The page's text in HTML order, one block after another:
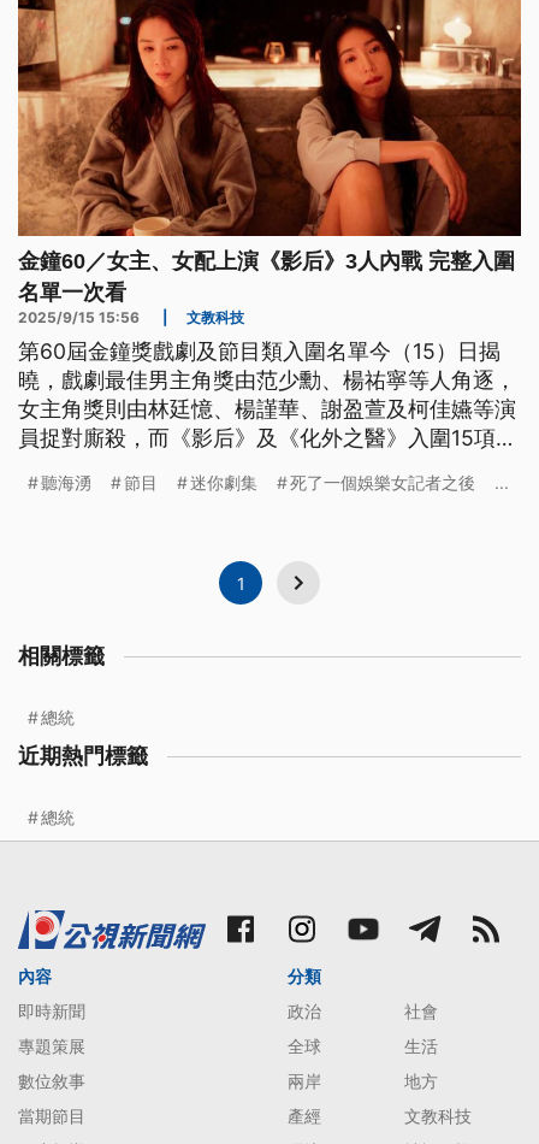
金鐘60／女主、女配上演《影后》3人內戰 完整入圍
名單一次看
2025/9/15 15:56 文教科技
第60屆金鐘獎戲劇及節目類入圍名單今（15）日揭
曉，戲劇最佳男主角獎由范少勳、楊祐寧等人角逐，
女主角獎則由林廷憶、楊謹華、謝盈萱及柯佳嬿等演
員捉對廝殺，而《影后》及《化外之醫》入圍15項並
項都同時入圍3人；綜藝節目主持人獎部分，Lulu以2
聽海湧 節目 迷你劇集 死了一個娛樂女記者之後 ...
1
相關標籤
總統
近期熱門標籤
總統
內容
即時新聞
專題策展
數位敘事
當期節目
分類
政治
社會
全球
生活
兩岸
地方
產經
文教科技